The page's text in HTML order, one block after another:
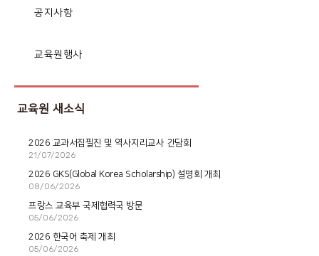
공지사항
교육원행사
교육원 새소식
2026 교과서집필진 및 역사지리교사 간담회
21/07/2026
2026 GKS(Global Korea Scholarship) 설명회 개최
08/06/2026
프랑스 교육부 국제협력국 방문
05/06/2026
2026 한국어 축제 개최
05/06/2026